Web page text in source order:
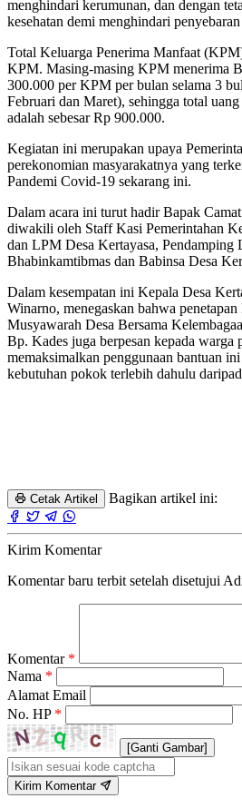
menghindari kerumunan, dan dengan
kesehatan demi menghindari
Total Keluarga Penerima Manfaat
KPM. Masing-masing KPM menerima
300.000 per KPM per bulan selama 3
Februari dan Maret), sehingga total
adalah sebesar Rp 900.000.
Kegiatan ini merupakan upaya
perekonomian masyarakatnya yang
Pandemi Covid-19 sekarang ini.
Dalam acara ini turut hadir Bapak
diwakili oleh Staff Kasi Pemerintahan
dan LPM Desa Kertayasa, Pendamping
Bhabinkamtibmas dan Babinsa Desa
Dalam kesempatan ini Kepala Desa
Winarno, menegaskan bahwa
Musyawarah Desa Bersama
Bp. Kades juga berpesan kepada
memaksimalkan penggunaan bantuan
kebutuhan pokok terlebih dahulu
Cetak Artikel Bagikan artikel ini:
Kirim Komentar
Komentar baru terbit setelah disetujui
Komentar *
Nama *
Alamat Email
No. HP *
[Ganti Gambar]
Kirim Komentar